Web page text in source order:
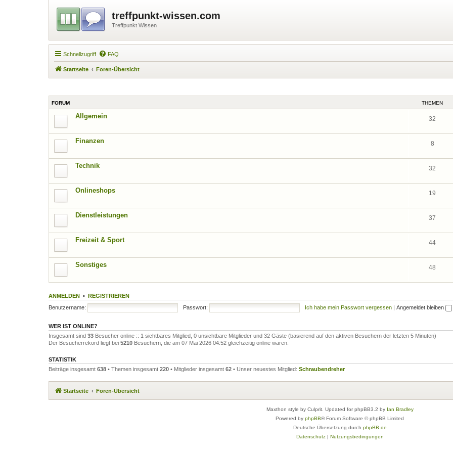
treffpunkt-wissen.com
Treffpunkt Wissen
Schnellzugriff FAQ
Startseite Foren-Übersicht
FORUM THEMEN
Allgemein 32
Finanzen 8
Technik 32
Onlineshops 19
Dienstleistungen 37
Freizeit & Sport 44
Sonstiges 48
ANMELDEN • REGISTRIEREN
Benutzername:
Passwort: Ich habe mein Passwort vergessen | Angemeldet bleiben
WER IST ONLINE?
Insgesamt sind 33 Besucher online :: 1 sichtbares Mitglied, 0 unsichtbare Mitglieder und 32 Gäste (basierend auf den aktiven Besuchern der letzten 5 Minuten)
Der Besucherrekord liegt bei 5210 Besuchern, die am 07 Mai 2026 04:52 gleichzeitig online waren.
STATISTIK
Beiträge insgesamt 638 • Themen insgesamt 220 • Mitglieder insgesamt 62 • Unser neuestes Mitglied: Schraubendreher
Startseite Foren-Übersicht
Maxthon style by Culprit. Updated for phpBB3.2 by Ian Bradley
Powered by phpBB® Forum Software © phpBB Limited
Deutsche Übersetzung durch phpBB.de
Datenschutz| Nutzungsbedingungen